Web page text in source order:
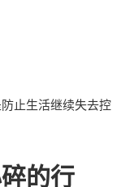
止生活继续失去控
的行